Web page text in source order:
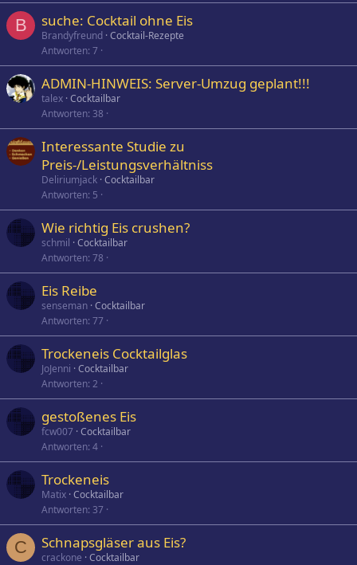
B suche: Cocktail ohne Eis
Brandyfreund Cocktail-Rezepte
Antworten 7
ADMIN-HINWEIS: Server-Umzug geplant!!!
talex Cocktailbar
Antworten 38
Interessante Studie zu
Preis-/Leistungsverhältniss
Deliriumjack Cocktailbar
Antworten 5
Wie richtig Eis crushen?
schmil Cocktailbar
Antworten 78
Eis Reibe
senseman Cocktailbar
Antworten 77
Trockeneis Cocktailglas
JoJenni Cocktailbar
Antworten 2
gestoßenes Eis
fcw007 Cocktailbar
Antworten 4
Trockeneis
Matix Cocktailbar
Antworten 37
C Schnapsgläser aus Eis?
crackone Cocktailbar